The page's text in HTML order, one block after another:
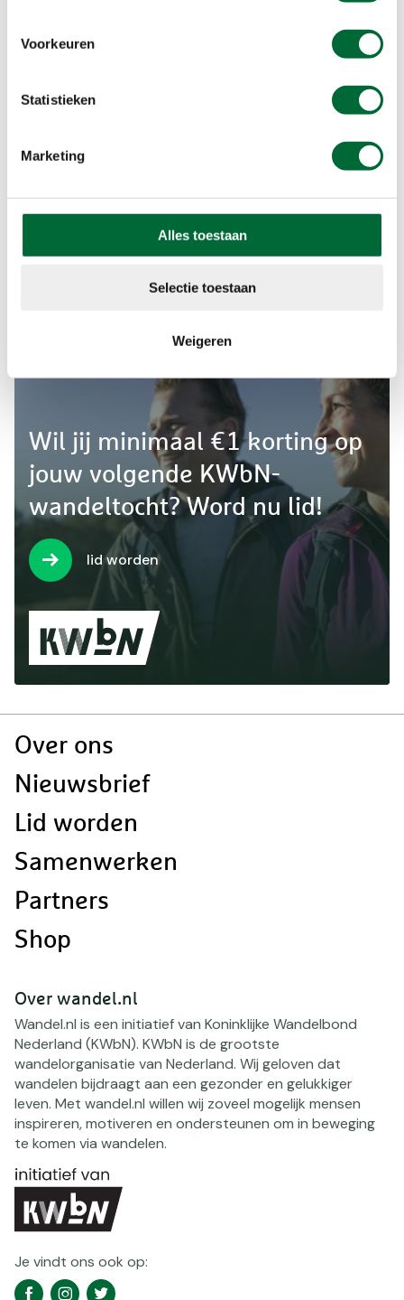
Voorkeuren
Statistieken
Marketing
Alles toestaan
Selectie toestaan
Weigeren
Extra informatie
vrijwilligers weer voor de nodige versnaperingen zorgen
tegen billijke prijzen.
Wil jij minimaal €1 korting op
jouw volgende KWbN-
wandeltocht? Word nu lid!
lid worden
Doormat
Over ons
Nieuwsbrief
Lid worden
Samenwerken
Partners
Shop
Over wandel.nl
Wandel.nl is een initiatief van Koninklijke Wandelbond
Nederland (KWbN). KWbN is de grootste
wandelorganisatie van Nederland. Wij geloven dat
wandelen bijdraagt aan een gezonder en gelukkiger
leven. Met wandel.nl willen wij zoveel mogelijk mensen
inspireren, motiveren en ondersteunen om in beweging
te komen via wandelen.
Je vindt ons ook op:
Social